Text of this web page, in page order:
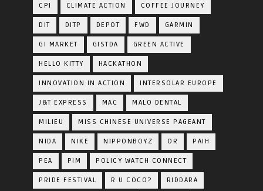
CPI CLIMATE ACTION COFFEE JOURNEY
DIT DITP DEPOT FWD GARMIN
GI MARKET GISTDA GREEN ACTIVE
HELLO KITTY HACKATHON
INNOVATION IN ACTION INTERSOLAR EUROPE
J&T EXPRESS MAC MALO DENTAL
MILIEU MISS CHINESE UNIVERSE PAGEANT
NIDA NIKE NIPPONBOYZ OR PAIH
PEA PIM POLICY WATCH CONNECT
PRIDE FESTIVAL R U COCO? RIDDARA